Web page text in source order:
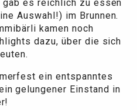
gab es reichlich zu essen
Auswahl!) im Brunnen.
kamen noch
dazu, über die sich
ein entspanntes
gelungener Einstand in